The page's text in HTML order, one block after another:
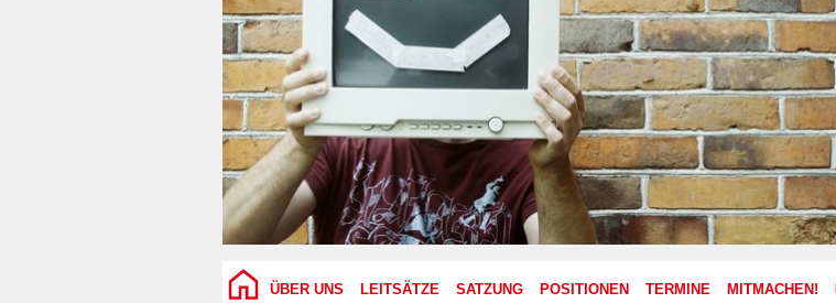
ÜBER UNS LEITSÄTZE SATZUNG POSITIONEN TERMINE MITMACHEN!